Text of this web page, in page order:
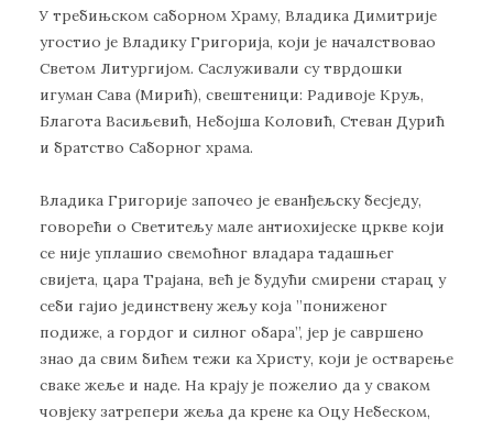
У требињском саборном Храму, Владика Димитрије
угостио је Владику Григорија, који је началствовао
Светом Литургијом. Саслуживали су тврдошки
игуман Сава (Мирић), свештеници: Радивоје Круљ,
Благота Васиљевић, Небојша Коловић, Стеван Дурић
и братство Саборног храма.
Владика Григорије започео је еванђељску бесједу,
говорећи о Светитељу мале антиохијеске цркве који
се није уплашио свемоћног владара тадашњег
свијета, цара Трајана, већ је будући смирени старац у
себи гајио јединствену жељу која ”пониженог
подиже, а гордог и силног обара”, јер је савршено
знао да свим бићем тежи ка Христу, који је остварење
сваке жеље и наде. На крају је пожелио да у сваком
човјеку затрепери жеља да крене ка Оцу Небеском,